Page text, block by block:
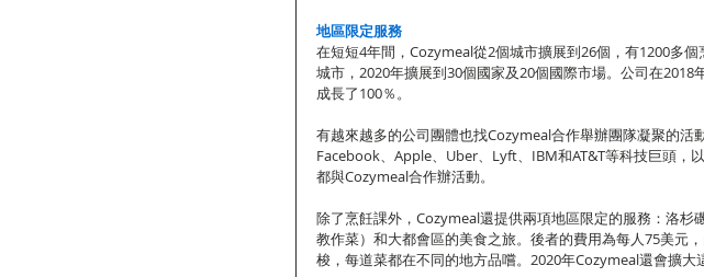
地區限定服務
在短短4年間，Cozymeal從2個城市擴展到26個，有1200多
城市，2020年擴展到30個國家及20個國際市場。公司在2018
成長了100％。
有越來越多的公司團體也找Cozymeal合作舉辦團隊凝聚的活
Facebook、Apple、Uber、Lyft、IBM和AT&T等科技巨頭，
都與Cozymeal合作辦活動。
除了烹飪課外，Cozymeal還提供兩項地區限定的服務：洛杉
教作菜）和大都會區的美食之旅。後者的費用為每人75美元
梭，每道菜都在不同的地方品嚐。2020年Cozymeal還會擴大